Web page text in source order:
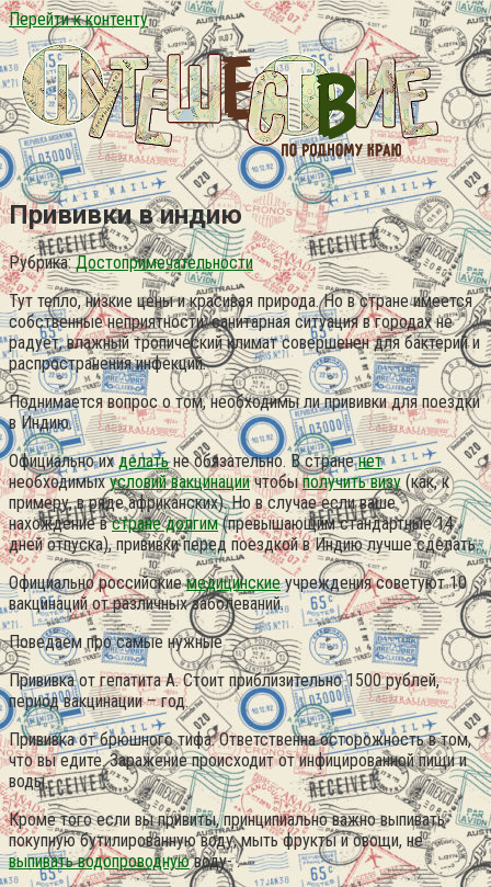
Перейти к контенту
Прививки в индию
Рубрика: Достопримечательности
Тут тепло, низкие цены и красивая природа. Но в стране имеется
собственные неприятности: санитарная ситуация в городах не
радует, влажный тропический климат совершенен для бактерий и
распространения инфекций.
Поднимается вопрос о том, необходимы ли прививки для поездки
в Индию.
Официально ихделатьне обязательно. В страненет
необходимыхусловий вакцинациичтобыполучить визу(как, к
примеру, в ряде африканских). Но в случае если ваше
нахождение встране долгим(превышающим стандартные 14
дней отпуска), прививки перед поездкой в Индию лучше сделать.
Официально российскиемедицинскиеучреждения советуют 10
вакцинаций от различных заболеваний.
Поведаем про самые нужные
Прививка от гепатита А. Стоит приблизительно 1500 рублей,
период вакцинации – год.
Прививка от брюшного тифа. Ответственна осторожность в том,
что вы едите. Заражение происходит от инфицированной пищи и
воды.
Кроме того если вы привиты, принципиально важно выпивать
покупную бутилированную воду, мыть фрукты и овощи, не
выпивать водопроводнуюводу- .